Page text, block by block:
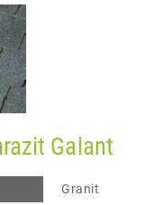
Galant
Granit